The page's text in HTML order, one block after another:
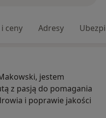
i ceny Adresy
jestem
z pasją do pomagania
i poprawie jakości